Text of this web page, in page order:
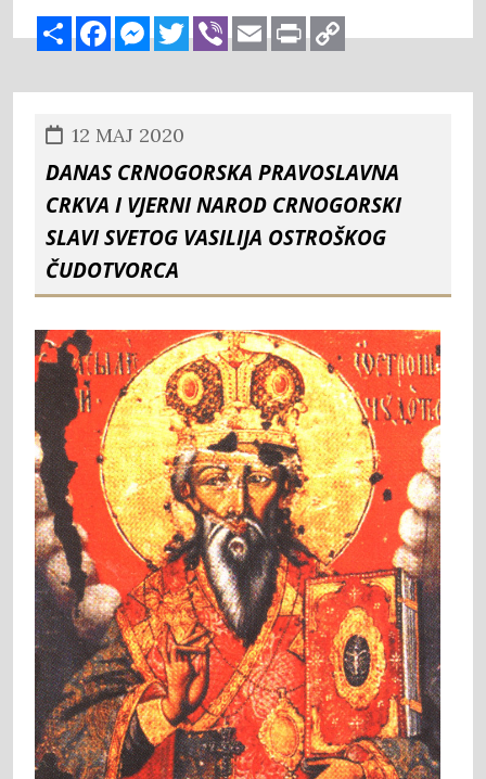
ShareFacebook
Messenger
Twitter
ViberEmailPrint
Link
12 MAJ 2020
DANAS CRNOGORSKA PRAVOSLAVNA
CRKVA I VJERNI NAROD CRNOGORSKI
SLAVI SVETOG VASILIJA OSTROŠKOG
ČUDOTVORCA